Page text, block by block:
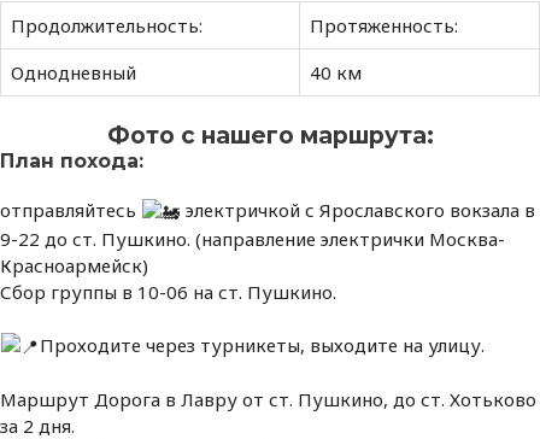
Продолжительность:
Протяженность:
Однодневный
40 км
Фото с нашего маршрута:
План похода:
отправляйтесь
электричкой с Ярославского вокзала в
9-22 до ст. Пушкино. (направление электрички Москва-
Красноармейск)
Сбор группы в 10-06 на ст. Пушкино.
Проходите через турникеты, выходите на улицу.
Маршрут Дорога в Лавру от ст. Пушкино, до ст. Хотьково
за 2 дня.